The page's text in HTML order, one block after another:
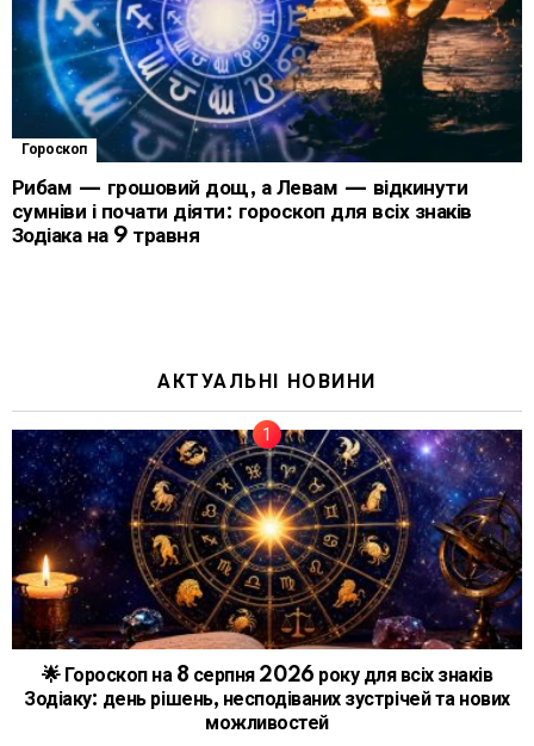
Гороскоп
Рибам — грошовий дощ, а Левам — відкинути
сумніви і почати діяти: гороскоп для всіх знаків
Зодіака на 9 травня
АКТУАЛЬНІ НОВИНИ
🌟 Гороскоп на 8 серпня 2026 року для всіх знаків
Зодіаку: день рішень, несподіваних зустрічей та нових
можливостей